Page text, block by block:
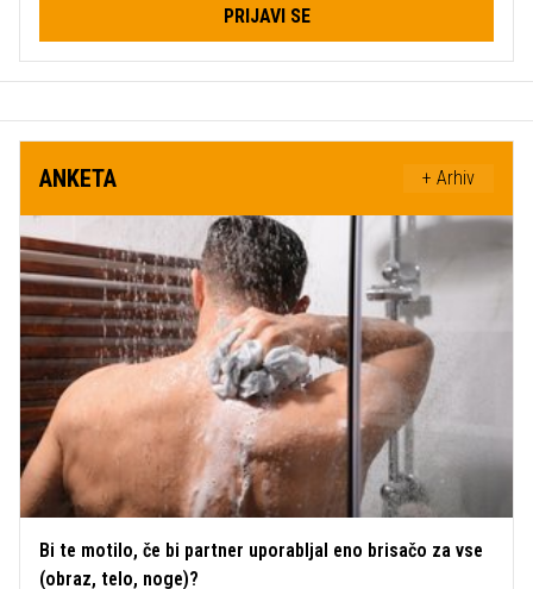
PRIJAVI SE
ANKETA + Arhiv
Bi te motilo, če bi partner uporabljal eno brisačo za vse
(obraz, telo, noge)?